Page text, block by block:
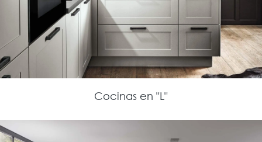
Cocinas en "L"